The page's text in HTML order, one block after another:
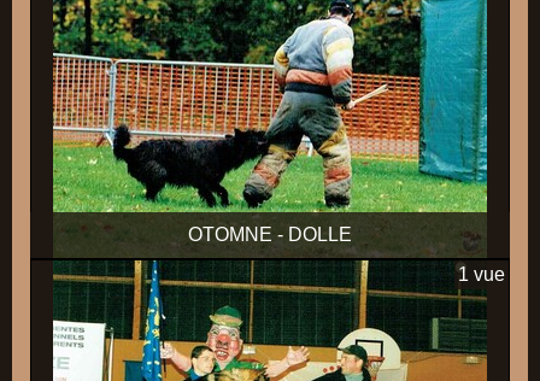
OTOMNE - DOLLE
1 vue